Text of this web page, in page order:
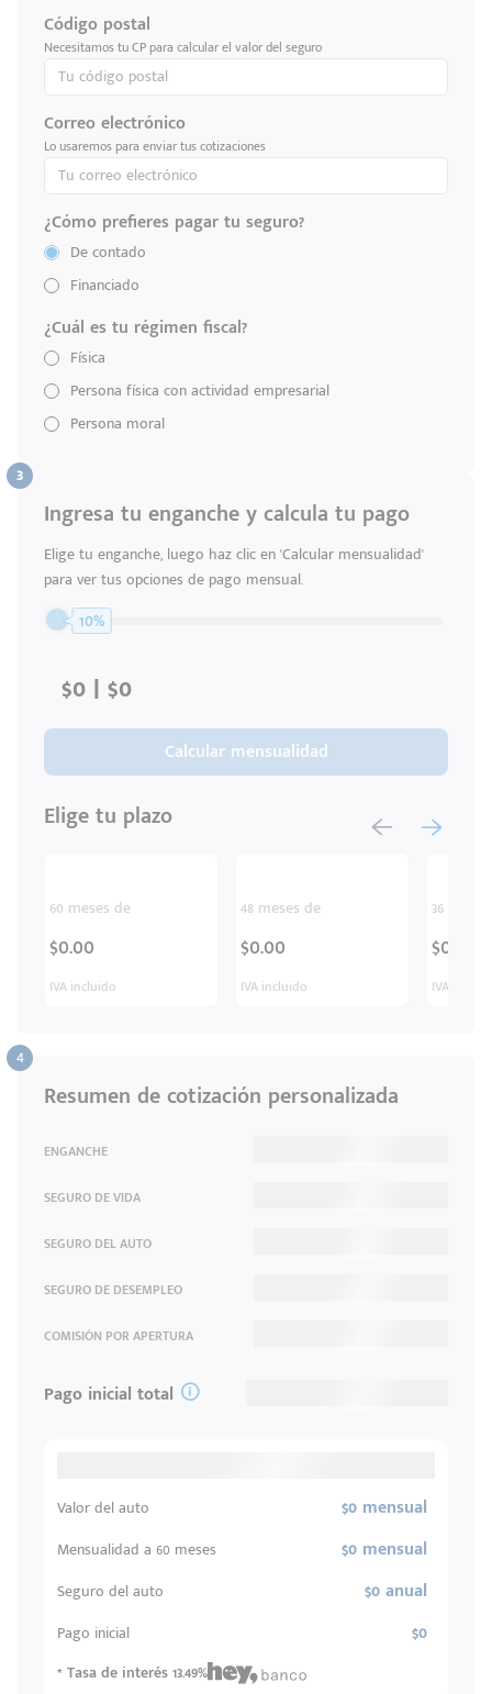
Escríbenos
+528121278366
Código
Ingresar
Código postal
Necesitamos tu CP para calcular el valor del seguro
Correo electrónico
Lo usaremos para enviar tus cotizaciones
¿Cómo prefieres pagar tu seguro?
De contado
Financiado
¿Cuál es tu régimen fiscal?
Física
Persona física con actividad empresarial
Persona moral
Ingresa tu enganche y calcula tu pago
Elige tu enganche, luego haz clic en 'Calcular mensualidad'
para ver tus opciones de pago mensual.
10%
Calcular mensualidad
Elige tu plazo
60 meses de
$0.00
IVA incluido
48 meses de
$0.00
IVA incluido
36
$0.00
IVA
Resumen de cotización personalizada
ENGANCHE
SEGURO DE VIDA
SEGURO DEL AUTO
SEGURO DE DESEMPLEO
COMISIÓN POR APERTURA
Pago inicial total
Valor del auto $0 mensual
Mensualidad a 60 meses $0 mensual
Seguro del auto $0 anual
Pago inicial $0
* Tasa de interés 13.49%